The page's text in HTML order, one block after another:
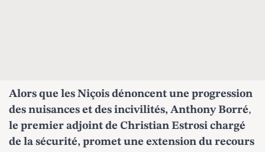
Alors que les Niçois dénoncent une progression
des nuisances et des incivilités, Anthony Borré,
le premier adjoint de Christian Estrosi chargé
de la sécurité, promet une extension du recours